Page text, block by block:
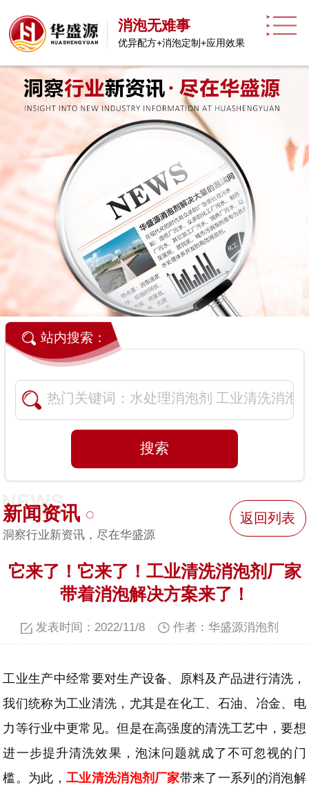
消泡无难事
优异配方+消泡定制+应用效果
站内搜索：
新闻资讯
洞察行业新资讯，尽在华盛源
返回列表
它来了！它来了！工业清洗消泡剂厂家
带着消泡解决方案来了！
发表时间：2022/11/8 作者：华盛源消泡剂
工业生产中经常要对生产设备、原料及产品进行清洗，
我们统称为工业清洗，尤其是在化工、 石油、 冶金、 电
力等行业中更常见。但是在高强度的清洗工艺中，要想
进一步提升清洗效果，泡沫问题就成了不可忽视的门
槛。为此， 工业清洗消泡剂厂家带来了一系列的消泡解